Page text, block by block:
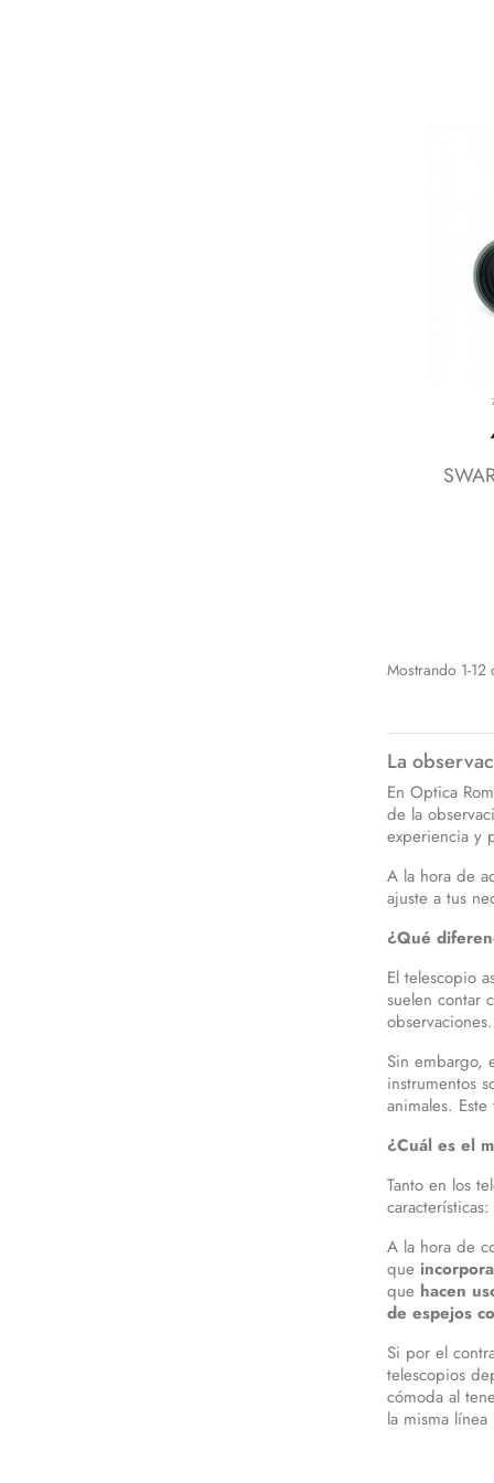
Mostrando 1-
La
En Optica
de la
experiencia y
A la hora de
ajuste a tus
¿Qué
El telescopio
suelen contar
Sin embargo,
instrumentos
animales.
¿Cuál es el
Tanto en los
características:
A la hora de
que
que hacen
de espejos
Si por el
telescopios
cómoda al
la misma